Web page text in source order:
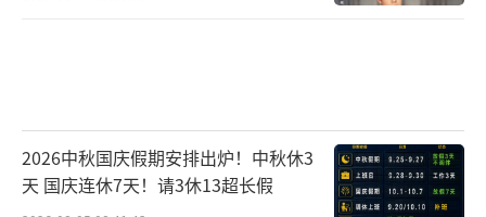
2026中秋国庆假期安排出炉！中秋休3
天 国庆连休7天！请3休13超长假